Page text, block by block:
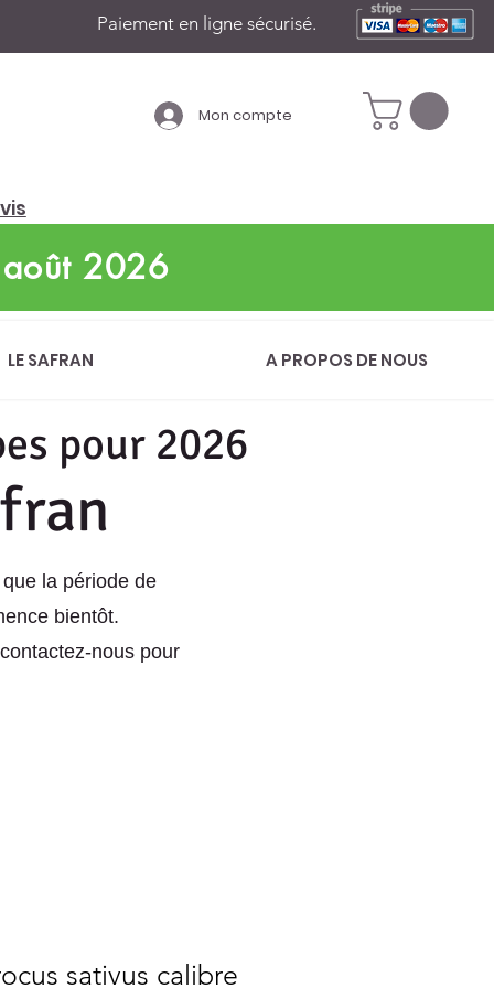
Paiement en ligne sécurisé.
Mon compte
2026
LE SAFRAN A PROPOS DE NOUS
pour 2026
la période de
bientôt.
nous pour
sativus calibre